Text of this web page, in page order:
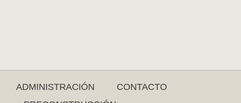
ADMINISTRACIÓN
CONTACTO